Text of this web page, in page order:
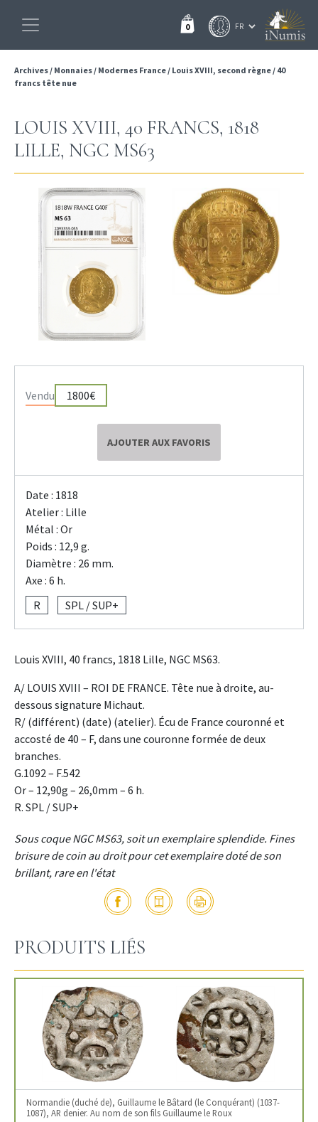
0
Archives/ Monnaies/ Modernes France/ Louis XVIII, second règne/ 40
francs tête nue
LOUIS XVIII, 40 FRANCS, 1818
LILLE, NGC MS63
Vendu 1800€
AJOUTER AUX FAVORIS
Date : 1818
Atelier : Lille
Métal : Or
Poids : 12,9 g.
Diamètre : 26 mm.
Axe : 6 h.
R
SPL / SUP+
Louis XVIII, 40 francs, 1818 Lille, NGC MS63.
A/ LOUIS XVIII – ROI DE FRANCE. Tête nue à droite, au-
dessous signature Michaut.
R/ (différent) (date) (atelier). Écu de France couronné et
accosté de 40 – F, dans une couronne formée de deux
branches.
G.1092 – F.542
Or – 12,90g – 26,0mm – 6 h.
R. SPL / SUP+
Sous coque NGC MS63, soit un exemplaire splendide. Fines
brisure de coin au droit pour cet exemplaire doté de son
brillant, rare en l'état
PRODUITS LIÉS
Normandie (duché de), Guillaume le Bâtard (le Conquérant) (1037-
1087), AR denier. Au nom de son fils Guillaume le Roux